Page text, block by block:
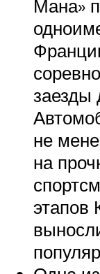
Мана»
заезды
не
на
этапов